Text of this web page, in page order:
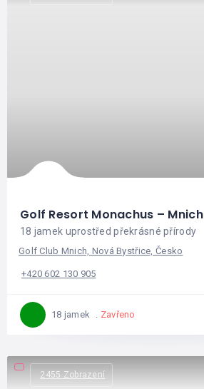
Golf Resort Monachus – Mnich
18 jamek uprostřed překrásné přírody
Golf Club Mnich, Nová Bystřice, Česko
+420 602 130 905
18 jamek Zavřeno
2455 Zobrazení